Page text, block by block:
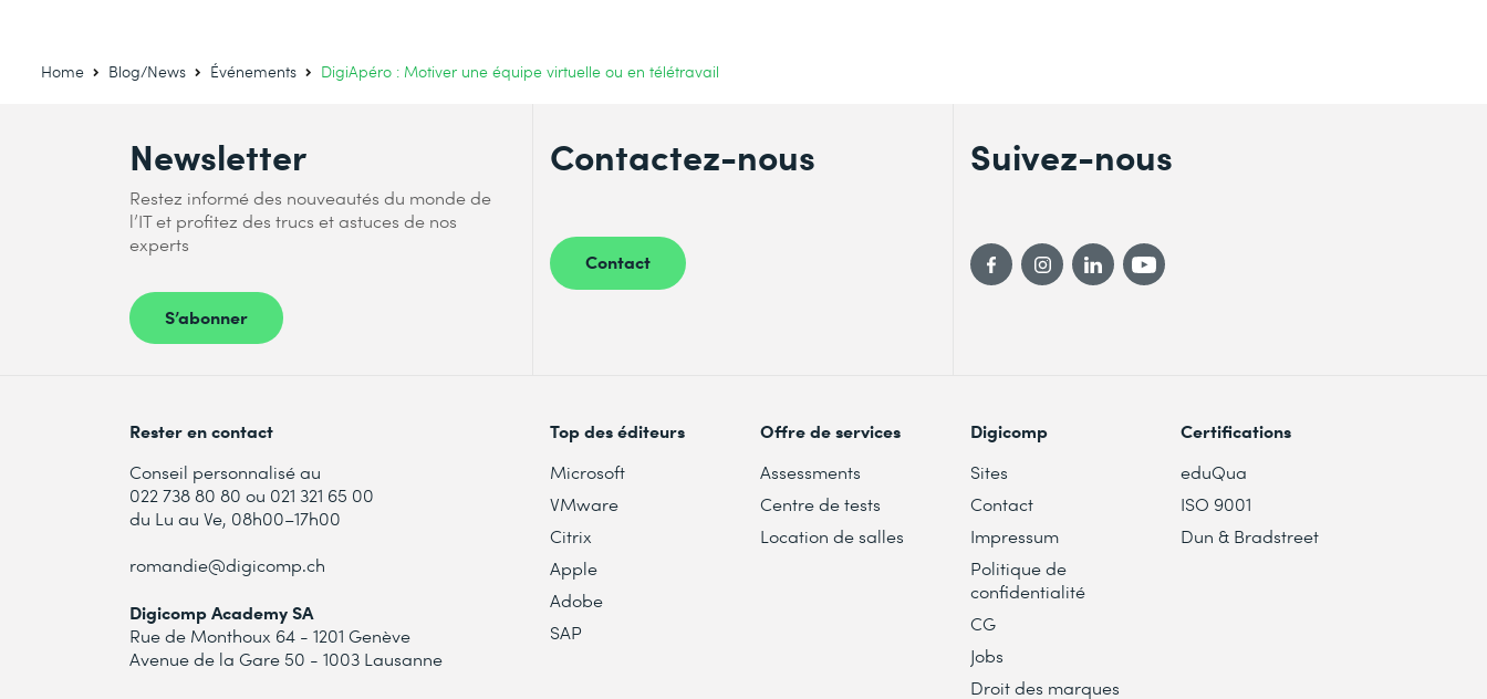
Home Blog/News Événements DigiApéro : Motiver une équipe virtuelle ou en télétravail
Newsletter
Restez informé des nouveautés du monde de
l’IT et profitez des trucs et astuces de nos
experts
S’abonner
Contactez-nous
Contact
Suivez-nous
Rester en contact
Conseil personnalisé au
022 738 80 80 ou 021 321 65 00
du Lu au Ve, 08h00–17h00
romandie@digicomp.ch
Digicomp Academy SA
Rue de Monthoux 64 - 1201 Genève
Avenue de la Gare 50 - 1003 Lausanne
Top des éditeurs
Microsoft
VMware
Citrix
Apple
Adobe
SAP
Offre de services
Assessments
Centre de tests
Location de salles
Digicomp
Sites
Contact
Impressum
Politique de
confidentialité
CG
Jobs
Droit des marques
Certifications
eduQua
ISO 9001
Dun & Bradstreet